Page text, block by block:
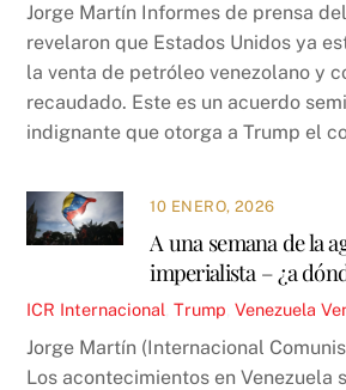
Jorge Martín Informes de prensa
revelaron que Estados Unidos ya
la venta de petróleo venezolano y
recaudado. Este es un acuerdo
indignante que otorga a Trump el
10 ENERO, 2026
A una semana de la
imperialista – ¿a
ICR Internacional ,Trump ,Venezuela
Jorge Martín (Internacional
Los acontecimientos en Venezuela